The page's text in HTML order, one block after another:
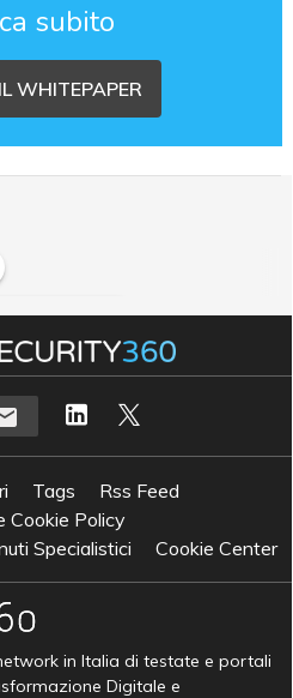
subito
WHITEPAPER
Management
Tags
Rss Feed
Cookie Policy
Specialistici
Cookie Center
in Italia di testate e portali
Digitale e